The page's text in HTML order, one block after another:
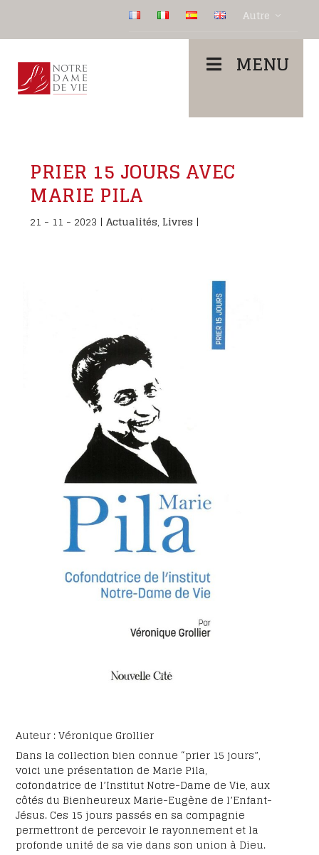
Autre
MENU
PRIER 15 JOURS AVEC
MARIE PILA
21 - 11 - 2023 |Actualités,Livres |
Auteur : Véronique Grollier
Dans la collection bien connue “prier 15 jours”,
voici une présentation de Marie Pila,
cofondatrice de l’Institut Notre-Dame de Vie, aux
côtés du Bienheureux Marie-Eugène de l’Enfant-
Jésus. Ces 15 jours passés en sa compagnie
permettront de percevoir le rayonnement et la
profonde unité de sa vie dans son union à Dieu.